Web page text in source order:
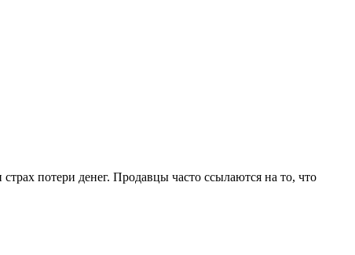
потери денег. Продавцы часто ссылаются на то, что